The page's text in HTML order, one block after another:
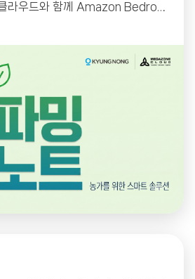
라우드와 함께 Amazon Bedrock
을 통해 농업인의 정보 접근성을
플랫폼으로 서비스 경쟁력을 한층